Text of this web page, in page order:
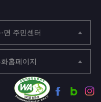
면 주민센터
홈페이지